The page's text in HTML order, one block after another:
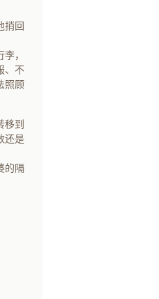
捎回
，
、不
照顾
移到
还是
的隔